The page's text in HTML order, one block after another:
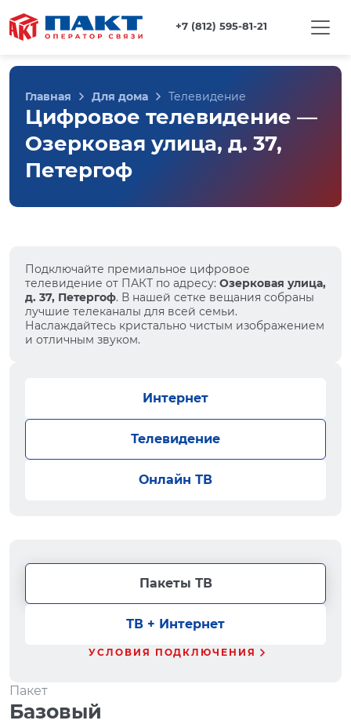
+7 (812) 595-81-21
Главная Для дома Телевидение
Цифровое телевидение —
Озерковая улица, д. 37,
Петергоф
Подключайте премиальное цифровое
телевидение от ПАКТ по адресу: Озерковая улица,
д. 37, Петергоф. В нашей сетке вещания собраны
лучшие телеканалы для всей семьи.
Наслаждайтесь кристально чистым изображением
и отличным звуком.
Интернет
Телевидение
Онлайн ТВ
Пакеты ТВ
ТВ + Интернет
УСЛОВИЯ ПОДКЛЮЧЕНИЯ
Пакет
Базовый